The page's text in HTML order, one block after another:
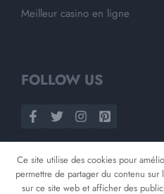
Meilleur casino en ligne
FOLLOW US
Ce site utilise des cookies pour
permettre de partager du contenu
sur ce site web et afficher des